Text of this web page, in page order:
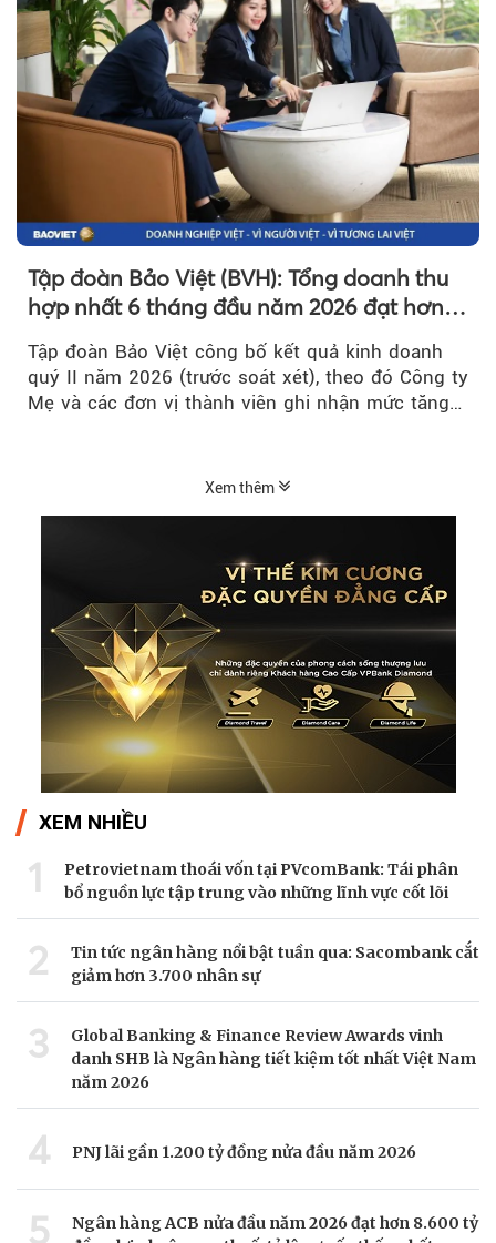
Tập đoàn Bảo Việt (BVH): Tổng doanh thu
hợp nhất 6 tháng đầu năm 2026 đạt hơn
Tập đoàn Bảo Việt công bố kết quả kinh doanh
quý II năm 2026 (trước soát xét), theo đó Công ty
Mẹ và các đơn vị thành viên ghi nhận mức tăng
Xem thêm
XEM NHIỀU
1
Petrovietnam thoái vốn tại PVcomBank: Tái phân
bổ nguồn lực tập trung vào những lĩnh vực cốt lõi
2
Tin tức ngân hàng nổi bật tuần qua: Sacombank cắt
giảm hơn 3.700 nhân sự
3
Global Banking & Finance Review Awards vinh
danh SHB là Ngân hàng tiết kiệm tốt nhất Việt Nam
năm 2026
4 PNJ lãi gần 1.200 tỷ đồng nửa đầu năm 2026
5
Ngân hàng ACB nửa đầu năm 2026 đạt hơn 8.600 tỷ